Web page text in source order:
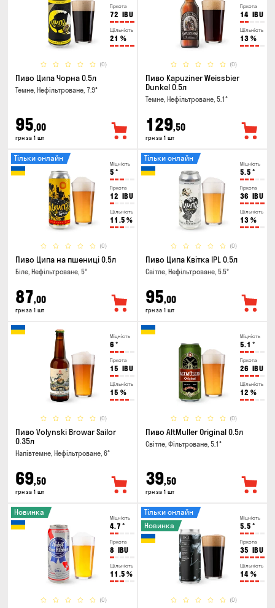
Гіркота
72 IBU
Щільність
21 %
(0)
Пиво Ципа Чорна 0.5л
Темне, Нефільтроване, 7.9°
95,00
грн за 1 шт
Гіркота
14 IBU
Щільність
13 %
(0)
Пиво Kapuziner Weissbier
Dunkel 0.5л
Темне, Нефільтроване, 5.1°
129,50
грн за 1 шт
Міцність
5 °
Гіркота
12 IBU
Щільність
11.5 %
(0)
Тільки онлайн
Пиво Ципа на пшениці 0.5л
Біле, Нефільтроване, 5°
87,00
грн за 1 шт
Міцність
5.5 °
Гіркота
36 IBU
Щільність
13 %
(0)
Тільки онлайн
Пиво Ципа Квітка IPL 0.5л
Світле, Нефільтроване, 5.5°
95,00
грн за 1 шт
Міцність
6 °
Гіркота
15 IBU
Щільність
15 %
(0)
Пиво Volynski Browar Sailor
0.35л
Напівтемне, Нефільтроване, 6°
69,50
грн за 1 шт
Міцність
5.1 °
Гіркота
26 IBU
Щільність
12 %
(0)
Пиво AltMuller Original 0.5л
Світле, Фільтроване, 5.1°
39,50
грн за 1 шт
Міцність
4.7 °
Гіркота
8 IBU
Щільність
11.5 %
(0)
Новинка
Міцність
5.5 °
Гіркота
35 IBU
Щільність
14 %
(0)
Тільки онлайн
Новинка